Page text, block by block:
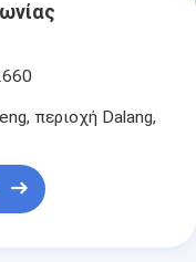
περιοχή Dalang,